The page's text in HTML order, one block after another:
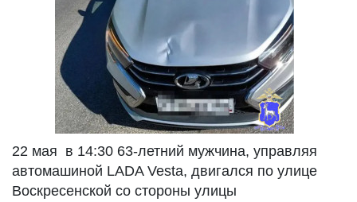
22 мая в 14:30 63-летний мужчина, управляя
автомашиной LADA Vesta, двигался по улице
Воскресенской со стороны улицы